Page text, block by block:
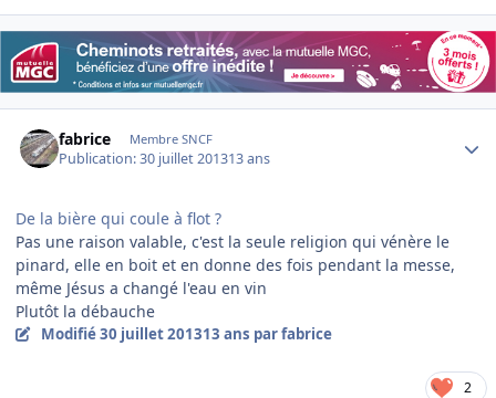
fabrice Membre SNCF
Publication:30 juillet 201313 ans
De la bière qui coule à flot ?
Pas une raison valable, c'est la seule religion qui vénère le
pinard, elle en boit et en donne des fois pendant la messe,
même Jésus a changé l'eau en vin
Plutôt la débauche
Modifié30 juillet 201313 ans par fabrice
2